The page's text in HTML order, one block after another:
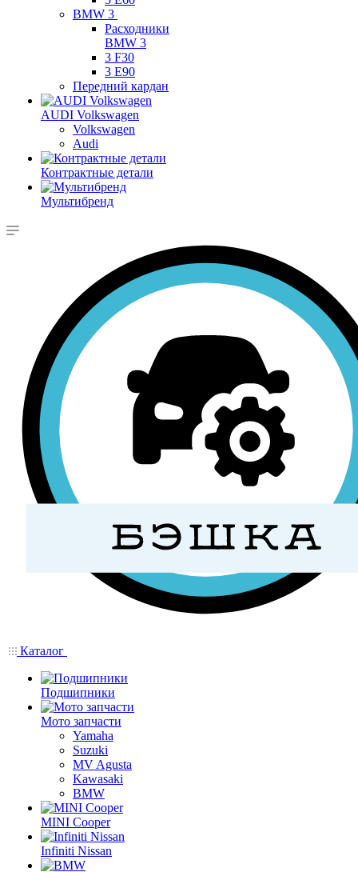
BMW 3
Расходники
BMW 3
3 F30
3 E90
Передний кардан
AUDI Volkswagen
Volkswagen
Audi
Контрактные детали
Мультибренд
Каталог
Подшипники
Мото запчасти
Yamaha
Suzuki
MV Agusta
Kawasaki
BMW
MINI Cooper
Infiniti Nissan